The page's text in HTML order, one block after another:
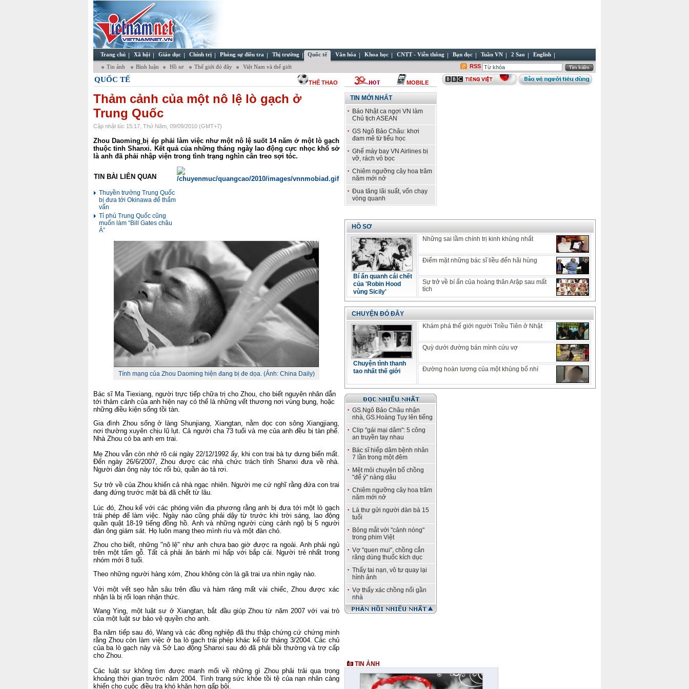
Trang chủ Xã hội Giáo dục Chính trị Phóng sự điều tra Thị trường Quốc tế Văn hóa Khoa học CNTT - Viễn thông Bạn đọc Tuần VN 2 Sao English
Tin ảnh Bình luận Hồ sơ Thế giới đó đây Việt Nam và thế giới RSS
QUỐC TẾ THỂ THAO MOBILE
Thảm cảnh của một nô lệ lò gạch ở
Trung Quốc
Cập nhật lúc 15:17, Thứ Năm, 09/09/2010 (GMT+7)
Zhou Daoming bị ép phải làm việc như một nô lệ suốt 14 năm ở một lò gạch
thuộc tỉnh Shanxi. Kết quả của những tháng ngày lao động cực nhọc khổ sở
là anh đã phải nhập viện trong tình trạng nghìn cân treo sợi tóc.
TIN BÀI LIÊN QUAN
Thuyền trưởng Trung Quốc
bị đưa tới Okinawa để thẩm
vấn
Tỉ phú Trung Quốc cũng
muốn làm “Bill Gates châu
Á”
Tính mạng của Zhou Daoming hiện đang bị đe dọa. (Ảnh: China Daily)
Bác sĩ Ma Tiexiang, người trực tiếp chữa trị cho Zhou, cho biết nguyên nhân dẫn
tới thảm cảnh của anh hiện nay có thể là những vết thương nơi vùng bụng, hoặc
những điều kiện sống tồi tàn.
Gia đình Zhou sống ở làng Shunjiang, Xiangtan, nằm dọc con sông Xiangjiang,
nơi thường xuyên chịu lũ lụt. Cả người cha 73 tuổi và mẹ của anh đều bị tàn phế.
Nhà Zhou có ba anh em trai.
Mẹ Zhou vẫn còn nhớ rõ cái ngày 22/12/1992 ấy, khi con trai bà tự dưng biến mất.
Đến ngày 26/6/2007, Zhou được các nhà chức trách tỉnh Shanxi đưa về nhà.
Người đàn ông này tóc rối bù, quần áo tả rơi.
Sự trở về của Zhou khiến cả nhà ngạc nhiên. Người mẹ cứ nghĩ rằng đứa con trai
đang đứng trước mặt bà đã chết từ lâu.
Lúc đó, Zhou kể với các phóng viên địa phương rằng anh bị đưa tới một lò gạch
trái phép để làm việc. Ngày nào cũng phải dậy từ trước khi trời sáng, lao động
quần quật 18-19 tiếng đồng hồ. Anh và những người cùng cảnh ngộ bị 5 người
đàn ông giám sát. Họ luôn mang theo mình rìu và một đàn chó.
Zhou cho biết, những "nô lệ" như anh chưa bao giờ được ra ngoài. Anh phải ngủ
trên một tấm gỗ. Tất cả phải ăn bánh mì hấp với bắp cải. Người trẻ nhất trong
nhóm mới 8 tuổi.
Theo những người hàng xóm, Zhou không còn là gã trai ưa nhìn ngày nào.
Với một vết sẹo hằn sâu trên đầu và hàm răng mất vài chiếc, Zhou được xác
nhận là bị rối loạn nhận thức.
Wang Ying, một luật sư ở Xiangtan, bắt đầu giúp Zhou từ năm 2007 với vai trò
của một luật sư bảo vệ quyền cho anh.
Ba năm tiếp sau đó, Wang và các đồng nghiệp đã thu thập chứng cứ chứng minh
rằng Zhou còn làm việc ở ba lò gạch trái phép khác kể từ tháng 3/2004. Các chủ
của ba lò gạch này và Sở Lao động Shanxi sau đó đã phải bồi thường và trợ cấp
cho Zhou.
Các luật sư không tìm được manh mối về những gì Zhou phải trải qua trong
khoảng thời gian trước năm 2004. Tình trạng sức khỏe tồi tệ của nạn nhân càng
khiến cho cuộc điều tra khó khăn hơn gấp bội.
TIN MỚI NHẤT
Báo Nhật ca ngợi VN làm
Chủ tịch ASEAN
GS Ngô Bảo Châu: khơi
đam mê từ tiểu học
Ghế máy bay VN Airlines bị
vỡ, rách vỏ bọc
Chiêm ngưỡng cây hoa trăm
năm mới nở
Đua tăng lãi suất, vốn chạy
vòng quanh
HỒ SƠ
Bí ẩn quanh cái chết
của 'Robin Hood
vùng Sicily'
Những sai lầm chính trị kinh khủng nhất
Điểm mặt những bác sĩ liều đến hãi hùng
Sự trở về bí ẩn của hoàng thân Arập sau mất
tích
CHUYỆN ĐÓ ĐÂY
Chuyện tình thanh
tao nhất thế giới
Khám phá thế giới người Triều Tiên ở Nhật
Quỳ dưới đường bán mình cứu vợ
Đường hoàn lương của một khủng bố nhí
GS.Ngô Bảo Châu nhận
nhà, GS.Hoàng Tụy lên tiếng
Clip "gái mại dâm": 5 công
an truyền tay nhau
Bác sĩ hiếp dâm bệnh nhân
7 lần trong một đêm
Mệt mỏi chuyện bố chồng
"để ý" nàng dâu
Chiêm ngưỡng cây hoa trăm
năm mới nở
Lá thư gửi người đàn bà 15
tuổi
Bỏng mắt với "cảnh nóng"
trong phim Việt
Vợ "quen mui", chồng cắn
răng dùng thuốc kích dục
Thấy tai nạn, vô tư quay lại
hình ảnh
Vợ thấy xác chồng nổi gần
nhà
TIN ẢNH